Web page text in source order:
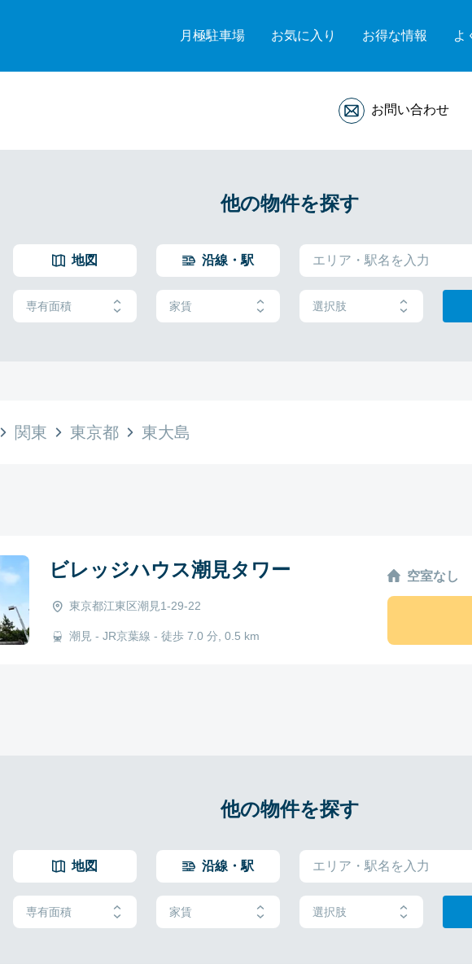
月極駐車場 お気に入り お得な情報 よ
お問い合わせ
他の物件を探す
地図 沿線・駅
専有面積 家賃 選択肢
関東 東京都 東大島
ビレッジハウス潮見タワー
東京都江東区潮見1-29-22
潮見 - JR京葉線 - 徒歩 7.0 分, 0.5 km
空室なし
他の物件を探す
地図 沿線・駅
専有面積 家賃 選択肢